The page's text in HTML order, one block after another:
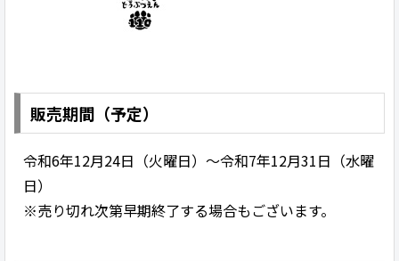
販売期間（予定）
令和6年12月24日（火曜日）～令和7年12月31日（水曜
日）
※売り切れ次第早期終了する場合もございます。